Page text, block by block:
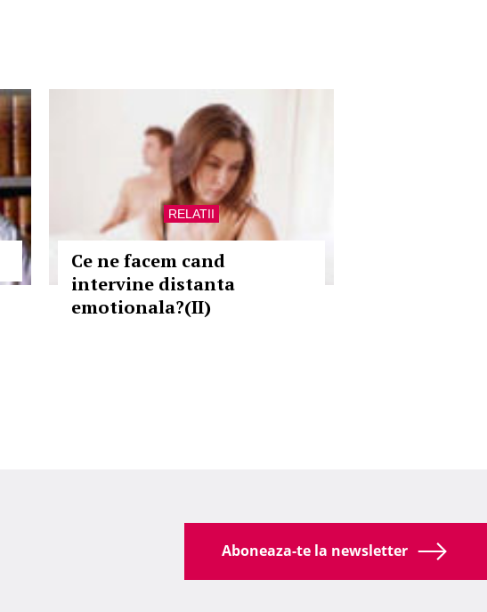
RELATII
Ce ne facem cand
intervine distanta
emotionala?(II)
Aboneaza-te la newsletter